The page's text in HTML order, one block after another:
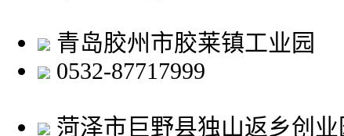
青岛胶州市胶莱镇工业园
0532-87717999
菏泽市巨野县独山返乡创业